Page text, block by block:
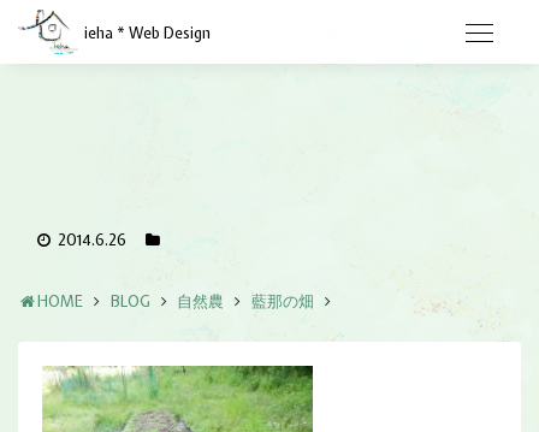
ieha * Web Design
2014.6.26
HOME BLOG 自然農 藍那の畑